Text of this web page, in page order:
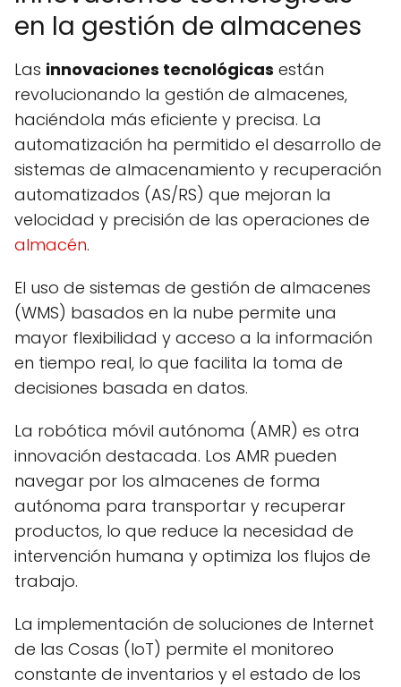
en la gestión de almacenes
Las innovaciones tecnológicas están
revolucionando la gestión de almacenes,
haciéndola más eficiente y precisa. La
automatización ha permitido el desarrollo de
sistemas de almacenamiento y recuperación
automatizados (AS/RS) que mejoran la
velocidad y precisión de las operaciones de
almacén.
El uso de sistemas de gestión de almacenes
(WMS) basados en la nube permite una
mayor flexibilidad y acceso a la información
en tiempo real, lo que facilita la toma de
decisiones basada en datos.
La robótica móvil autónoma (AMR) es otra
innovación destacada. Los AMR pueden
navegar por los almacenes de forma
autónoma para transportar y recuperar
productos, lo que reduce la necesidad de
intervención humana y optimiza los flujos de
trabajo.
La implementación de soluciones de Internet
de las Cosas (IoT) permite el monitoreo
constante de inventarios y el estado de los